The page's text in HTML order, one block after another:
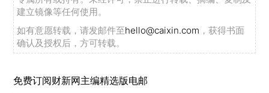
建立镜像等任何使用。
如有意愿转载，请发邮件至hello@caixin.com ，获得书面
确认及授权后，方可转载。
免费订阅财新网主编精选版电邮